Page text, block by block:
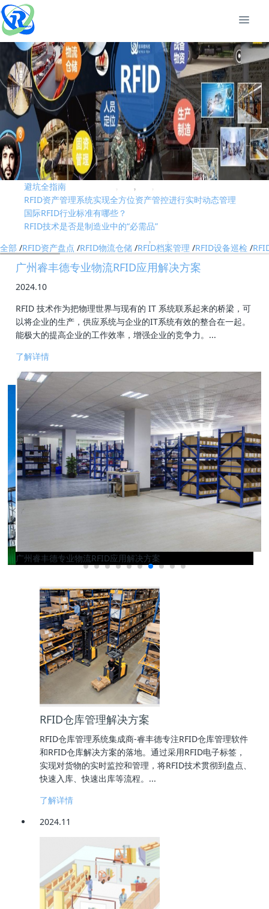
RFID技术是否是制造业中的“必需品”
RFID固定资产管理技术在高校的应用解析
基于RFID叉车仓储物流管理应用及优势
2026?州RFID?持终端/?业PDA?家深度测评与 采购推荐｜企业选型
避坑全指南
RFID资产管理系统实现全方位资产管控进行实时动态管理
国际RFID行业标准有哪些？
RFID技术是否是制造业中的“必需品”
基于RFID叉车仓储物流管理应用及优势
2026?州RFID?持终端/?业PDA?家深度测评与 采购推荐｜企业选型
RFID资产管理系统实现全方位资产管控进行实时动态管理
国际RFID行业标准有哪些？
全部 /RFID资产盘点 /RFID物流仓储 /RFID档案管理 /RFID设备巡检 /
广州睿丰德专业物流RFID应用解决方案
2024.10
RFID 技术作为把物理世界与现有的 IT 系统联系起来的桥梁，可
以将企业的生产，供应系统与企业的IT系统有效的整合在一起。
能极大的提高企业的工作效率，增强企业的竞争力。...
了解详情
广州睿丰德专业物流RFID应用解决方案
RFID仓库管理解决方案
RFID仓库管理系统集成商-睿丰德专注RFID仓库管理软件
和RFID仓库解决方案的落地。通过采用RFID电子标签，
实现对货物的实时监控和管理，将RFID技术贯彻到盘点、
快速入库、快速出库等流程。...
了解详情
2024.11